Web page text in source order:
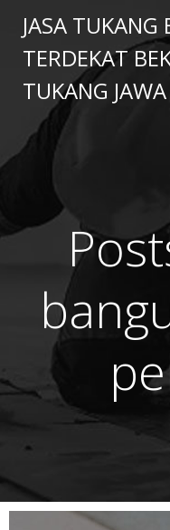
JASA TUKANG
TERDEKAT
TUKANG JAWA